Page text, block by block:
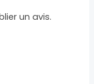
un avis.